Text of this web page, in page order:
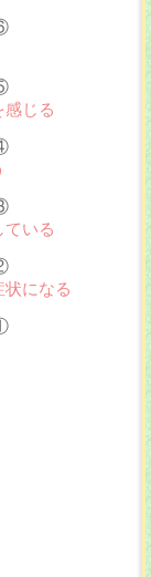
じる
いる
になる